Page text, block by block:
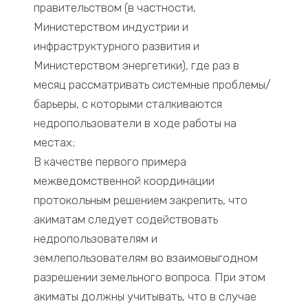
правительством (в частности,
Министерством индустрии и
инфраструктурного развития и
Министерством энергетики), где раз в
месяц рассматривать системные проблемы/
барьеры, с которыми сталкиваются
недропользователи в ходе работы на
местах;
В качестве первого примера
межведомственной координации
протокольным решением закрепить, что
акиматам следует содействовать
недропользователям и
землепользователям во взаимовыгодном
разрешении земельного вопроса. При этом
акиматы должны учитывать, что в случае